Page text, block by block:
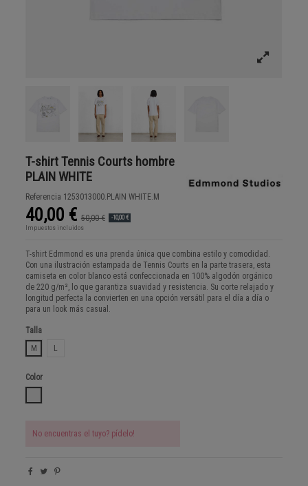
T-shirt Tennis Courts hombre
PLAIN WHITE
Referencia 1253013000.PLAIN WHITE.M
40,00 € 50,00 € -10,00 €
Impuestos incluidos
T-shirt Edmmond es una prenda única que combina estilo y comodidad.
Con una ilustración estampada de Tennis Courts en la parte trasera, esta
camiseta en color blanco está confeccionada en 100% algodón orgánico
de 220 g/m², lo que garantiza suavidad y resistencia. Su corte relajado y
longitud perfecta la convierten en una opción versátil para el día a día o
para un look más casual.
Talla
M
L
Color
No encuentras el tuyo? pídelo!